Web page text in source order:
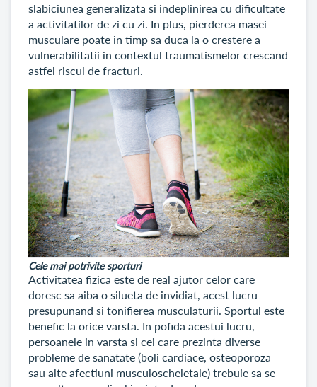
slabiciunea generalizata si indeplinirea cu dificultate
a activitatilor de zi cu zi. In plus, pierderea masei
musculare poate in timp sa duca la o crestere a
vulnerabilitatii in contextul traumatismelor crescand
astfel riscul de fracturi.
Cele mai potrivite sporturi
Activitatea fizica este de real ajutor celor care
doresc sa aiba o silueta de invidiat, acest lucru
presupunand si tonifierea musculaturii. Sportul este
benefic la orice varsta. In pofida acestui lucru,
persoanele in varsta si cei care prezinta diverse
probleme de sanatate (boli cardiace, osteoporoza
sau alte afectiuni musculoscheletale) trebuie sa se